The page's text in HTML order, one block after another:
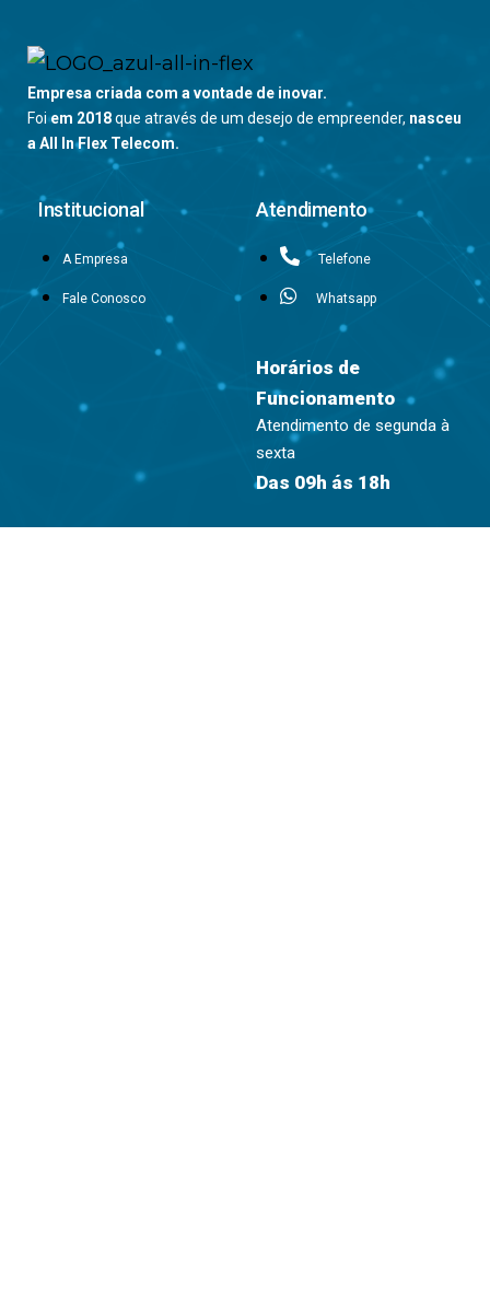
Empresa criada com a vontade de inovar.
Foiem 2018que através de um desejo de empreender, nasceu
a All In Flex Telecom.
Institucional
A Empresa
Fale Conosco
Atendimento
Telefone
Whatsapp
Horários de
Funcionamento
Atendimento de segunda à
sexta
Das 09h ás 18h